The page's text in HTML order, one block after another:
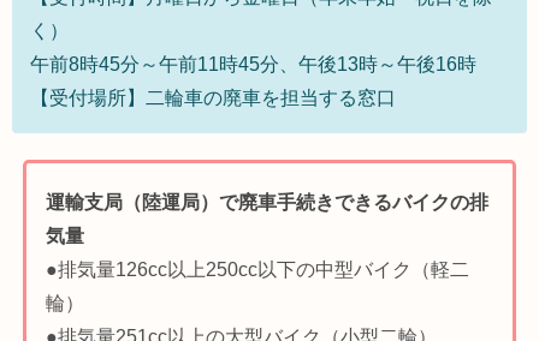
く）
午前8時45分～午前11時45分、午後13時～午後16時
【受付場所】二輪車の廃車を担当する窓口
運輸支局（陸運局）で廃車手続きできるバイクの排
気量
●排気量126cc以上250cc以下の中型バイク（軽二
輪）
●排気量251cc以上の大型バイク（小型二輪）